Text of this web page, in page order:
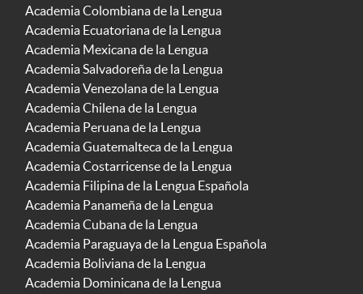
Academia Colombiana de la Lengua
Academia Ecuatoriana de la Lengua
Academia Mexicana de la Lengua
Academia Salvadoreña de la Lengua
Academia Venezolana de la Lengua
Academia Chilena de la Lengua
Academia Peruana de la Lengua
Academia Guatemalteca de la Lengua
Academia Costarricense de la Lengua
Academia Filipina de la Lengua Española
Academia Panameña de la Lengua
Academia Cubana de la Lengua
Academia Paraguaya de la Lengua Española
Academia Boliviana de la Lengua
Academia Dominicana de la Lengua